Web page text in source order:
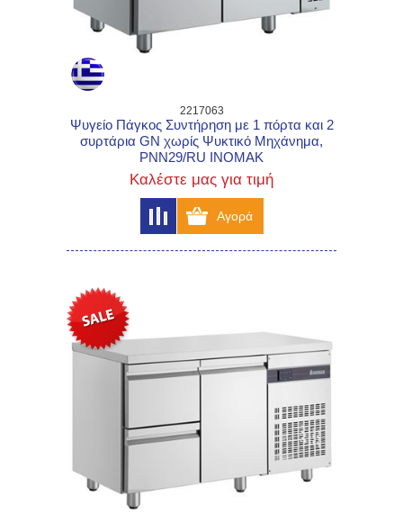
2217063
Ψυγείο Πάγκος Συντήρηση με 1 πόρτα και 2
συρτάρια GN χωρίς Ψυκτικό Μηχάνημα,
PNN29/RU INOMAK
Καλέστε μας για τιμή